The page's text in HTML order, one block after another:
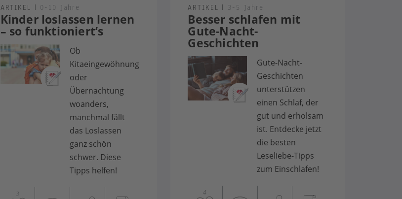
Kinder loslassen lernen
– so funktioniert’s
ARTIKEL | 0-10 Jahre
Ob
Kitaeingewöhnung
oder
Übernachtung
woanders,
manchmal fällt
das Loslassen
ganz schön
schwer. Diese
Tipps helfen!
3
Besser schlafen mit
Gute-Nacht-
Geschichten
ARTIKEL | 3-5 Jahre
Gute-Nacht-
Geschichten
unterstützen
einen Schlaf, der
gut und erholsam
ist. Entdecke jetzt
die besten
Leseliebe-Tipps
zum Einschlafen!
4